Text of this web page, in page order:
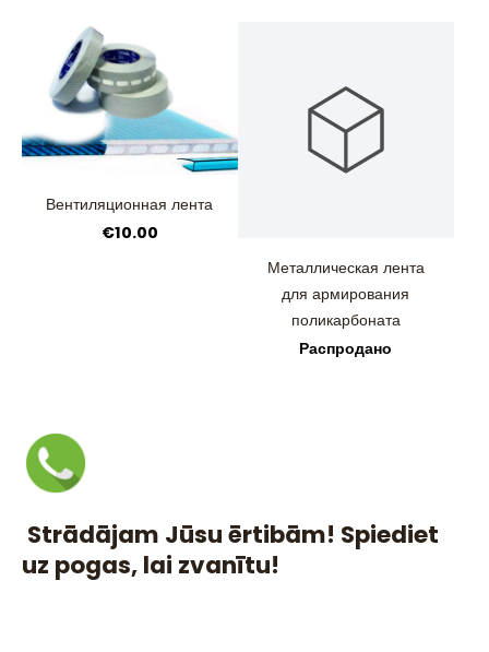
Strādājam Jūsu ērtibām! Spiediet
uz pogas, lai zvanītu!
Вентиляционная лента
€10.00
Металлическая лента
для армирования
поликарбоната
Распродано